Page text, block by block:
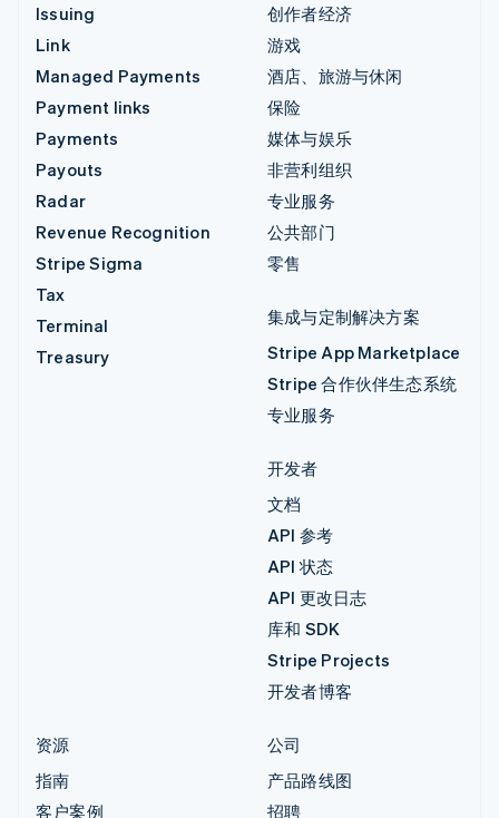
Issuing
Link
Managed Payments
Payment links
Payments
Payouts
Radar
Revenue Recognition
Stripe Sigma
Tax
Terminal
Treasury
创作者经济
游戏
酒店、旅游与休闲
保险
媒体与娱乐
非营利组织
专业服务
公共部门
零售
集成与定制解决方案
Stripe App Marketplace
Stripe 合作伙伴生态系统
专业服务
开发者
文档
API 参考
API 状态
API 更改日志
库和 SDK
Stripe Projects
开发者博客
资源
指南
客户案例
公司
产品路线图
招聘